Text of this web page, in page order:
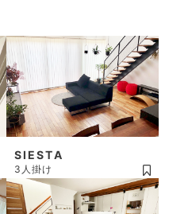
SIESTA
3人掛け